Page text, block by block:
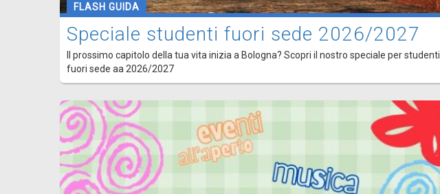
FLASH GUIDA
Speciale studenti fuori sede 2026/2027
Il prossimo capitolo della tua vita inizia a Bologna? Scopri il nostro speciale per studenti
fuori sede aa 2026/2027